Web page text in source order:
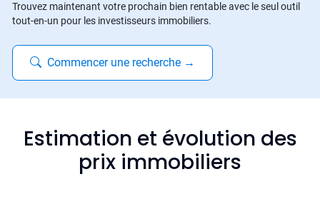
Trouvez maintenant votre prochain bien rentable avec le seul outil
tout-en-un pour les investisseurs immobiliers.
Commencer une recherche →
Estimation et évolution des
prix immobiliers